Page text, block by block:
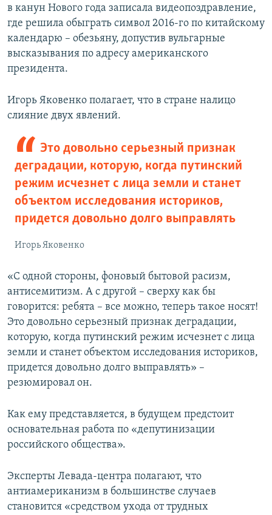
в канун Нового года записала видеопоздравление,
где решила обыграть символ 2016-го по китайскому
календарю – обезьяну, допустив вульгарные
высказывания по адресу американского
президента.
Игорь Яковенко полагает, что в стране налицо
слияние двух явлений.
Это довольно серьезный признак
деградации, которую, когда путинский
режим исчезнет с лица земли и станет
объектом исследования историков,
придется довольно долго выправлять
Игорь Яковенко
«С одной стороны, фоновый бытовой расизм,
антисемитизм. А с другой – сверху как бы
говорится: ребята – все можно, теперь такое носят!
Это довольно серьезный признак деградации,
которую, когда путинский режим исчезнет с лица
земли и станет объектом исследования историков,
придется довольно долго выправлять» –
резюмировал он.
Как ему представляется, в будущем предстоит
основательная работа по «депутинизации
российского общества».
Эксперты Левада-центра полагают, что
антиамериканизм в большинстве случаев
становится «средством ухода от трудных